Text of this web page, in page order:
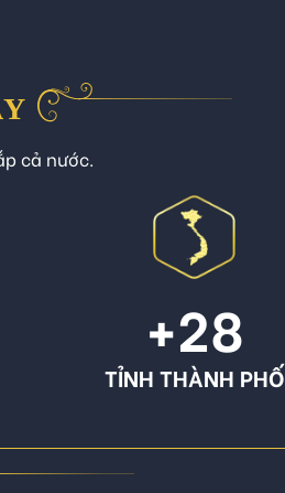
cả nước.
+28
TỈNH THÀNH PHỐ